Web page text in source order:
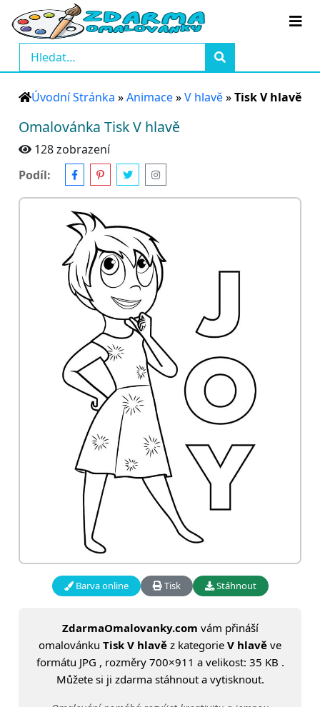
Úvodní Stránka »Animace»V hlavě»Tisk V hlavě
Omalovánka Tisk V hlavě
128 zobrazení
Podíl:
Barva online Tisk Stáhnout
ZdarmaOmalovanky.com vám přináší
omalovánku Tisk V hlavě z kategorie V hlavě ve
formátu JPG , rozměry 700×911 a velikost: 35 KB .
Můžete si ji zdarma stáhnout a vytisknout.